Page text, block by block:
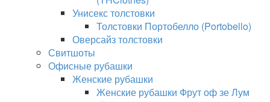
Унисекс толстовки
Толстовки Портобелло (Portobello)
Оверсайз толстовки
Свитшоты
Офисные рубашки
Женские рубашки
Женские рубашки Фрут оф зе Лум